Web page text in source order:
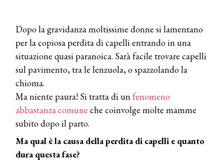
Dopo la gravidanza moltissime donne si lamentano
per la copiosa perdita di capelli entrando in una
situazione quasi paranoica. Sarà facile trovare capelli
sul pavimento, tra le lenzuola, o spazzolando la
chioma.
Ma niente paura! Si tratta di unfenomeno
abbastanza comune che coinvolge molte mamme
subito dopo il parto.
Ma qual è la causa della perdita di capelli e quanto
dura questa fase?